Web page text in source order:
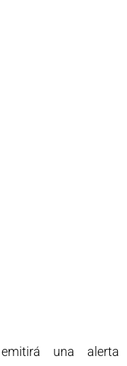
una alerta